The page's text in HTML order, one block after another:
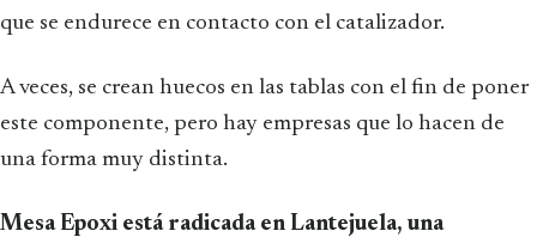
que se endurece en contacto con el catalizador.
A veces, se crean huecos en las tablas con el fin de poner
este componente, pero hay empresas que lo hacen de
una forma muy distinta.
Mesa Epoxi está radicada en Lantejuela, una